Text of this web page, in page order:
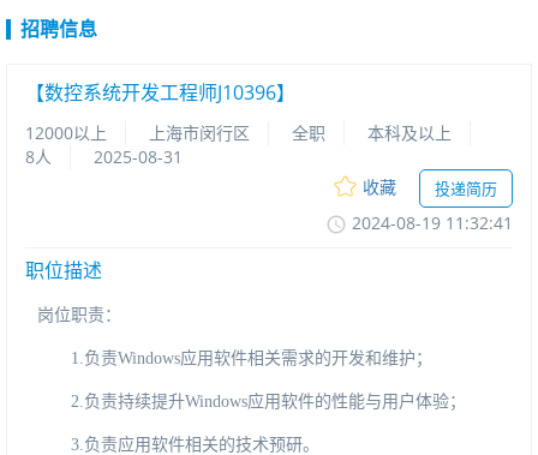
招聘信息
【数控系统开发工程师J10396】
12000以上 上海市闵行区 全职
本科及以上
8人
2025-08-31
收藏
投递简历
2024-08-1911:32:41
职位描述
岗位职责：
1.负责Windows应用软件相关需求的开发和维护；
2.负责持续提升Windows应用软件的性能与用户体验；
3.负责应用软件相关的技术预研。